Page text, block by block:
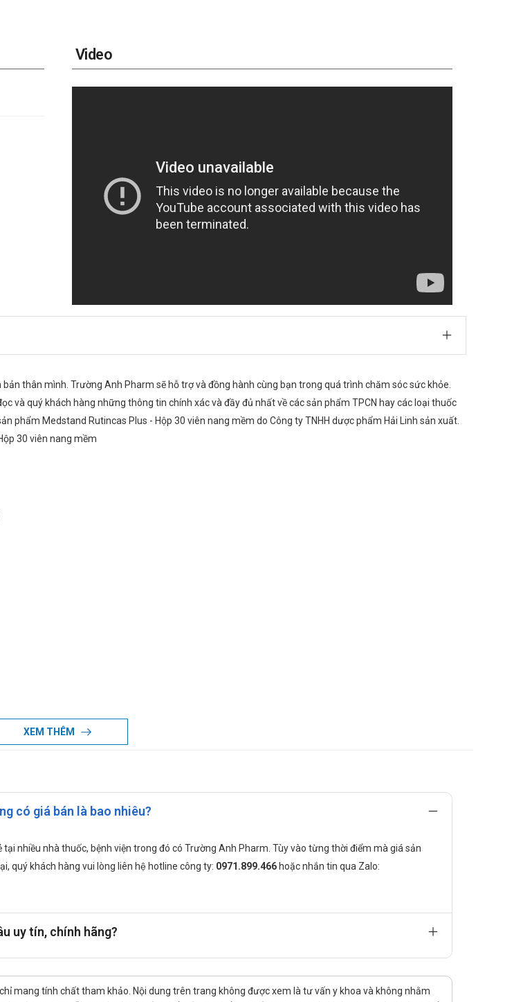
Video
thân mình. Trường Anh Pharm sẽ hỗ trợ và đồng hành cùng bạn trong quá trình chăm sóc sức khỏe.
và quý khách hàng những thông tin chính xác và đầy đủ nhất về các sản phẩm TPCN hay các loại thuốc
phẩm Medstand Rutincas Plus - Hộp 30 viên nang mềm do Công ty TNHH dược phẩm Hải Linh sản xuất.
30 viên nang mềm
hỗ trợ giảm tình trạng chảy máu chân răng, nhiệt miệng do nóng nhiệt, do thiếu vitamin C.
miệng do nóng nhiệt , do thiếu vitamin C.
XEM THÊM
có giá bán là bao nhiêu?
tại nhiều nhà thuốc, bệnh viện trong đó có Trường Anh Pharm. Tùy vào từng thời điểm mà giá sản
quý khách hàng vui lòng liên hệ hotline công ty: 0971.899.466 hoặc nhắn tin qua Zalo:
uy tín, chính hãng?
mang tính chất tham khảo. Nội dung trên trang không được xem là tư vấn y khoa và không nhằm